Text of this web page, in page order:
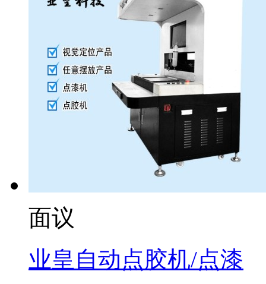
面议
业皇自动点胶机/点漆